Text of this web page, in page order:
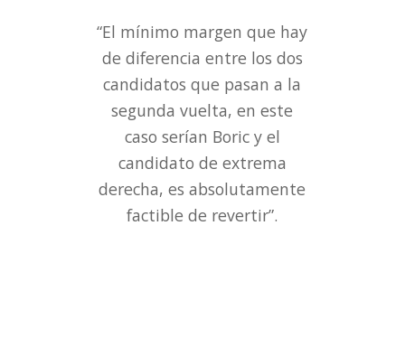
“El mínimo margen que hay
de diferencia entre los dos
candidatos que pasan a la
segunda vuelta, en este
caso serían Boric y el
candidato de extrema
derecha, es absolutamente
factible de revertir”.